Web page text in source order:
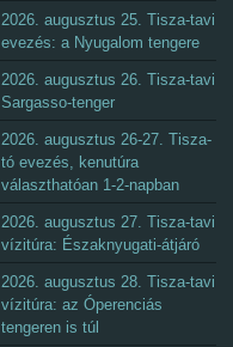
2026. augusztus 25. Tisza-tavi
evezés: a Nyugalom tengere
2026. augusztus 26. Tisza-tavi
Sargasso-tenger
2026. augusztus 26-27. Tisza-
tó evezés, kenutúra
választhatóan 1-2-napban
2026. augusztus 27. Tisza-tavi
vízitúra: Északnyugati-átjáró
2026. augusztus 28. Tisza-tavi
vízitúra: az Óperenciás
tengeren is túl